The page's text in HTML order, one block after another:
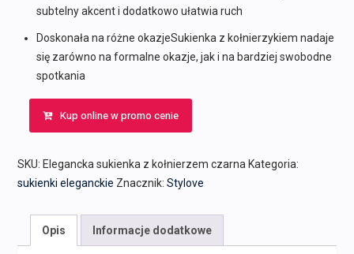
subtelny akcent i dodatkowo ułatwia ruch
Doskonała na różne okazjeSukienka z kołnierzykiem nadaje
się zarówno na formalne okazje, jak i na bardziej swobodne
spotkania
Kup online w promo cenie
SKU: Elegancka sukienka z kołnierzem czarna Kategoria:
sukienki eleganckie Znacznik: Stylove
Opis Informacje dodatkowe